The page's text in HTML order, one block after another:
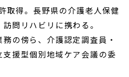
取得。長野県の介護老人保健
問リハビリに携わる。
の傍ら、介護認定調査員・
援型個別地域ケア会議の委